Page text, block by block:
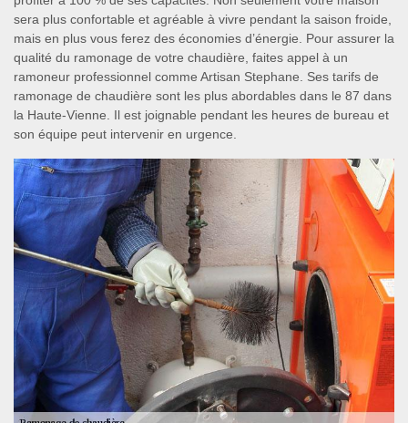
sera plus confortable et agréable à vivre pendant la saison froide,
mais en plus vous ferez des économies d’énergie. Pour assurer la
qualité du ramonage de votre chaudière, faites appel à un
ramoneur professionnel comme Artisan Stephane. Ses tarifs de
ramonage de chaudière sont les plus abordables dans le 87 dans
la Haute-Vienne. Il est joignable pendant les heures de bureau et
son équipe peut intervenir en urgence.